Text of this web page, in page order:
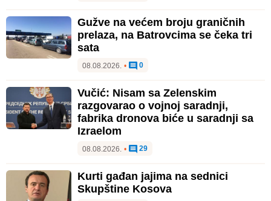
Gužve na većem broju graničnih
prelaza, na Batrovcima se čeka tri
sata
08.08.2026. • 0
Vučić: Nisam sa Zelenskim
razgovarao o vojnoj saradnji,
fabrika dronova biće u saradnji sa
Izraelom
08.08.2026. • 29
Kurti gađan jajima na sednici
Skupštine Kosova